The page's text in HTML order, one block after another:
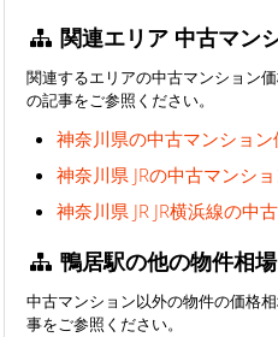
関連エリア 中古マン
関連するエリアの中古マンション
の記事をご参照ください。
神奈川県の中古マンショ
神奈川県 JRの中古マンシ
神奈川県 JR JR横浜線の中
鴨居駅の他の物件相場
中古マンション以外の物件の価格
事をご参照ください。